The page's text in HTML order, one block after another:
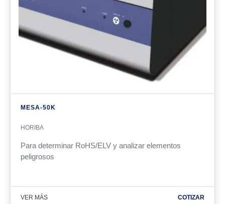
MESA-50K
HORIBA
Para determinar RoHS/ELV y analizar elementos
peligrosos
VER MÁS COTIZAR